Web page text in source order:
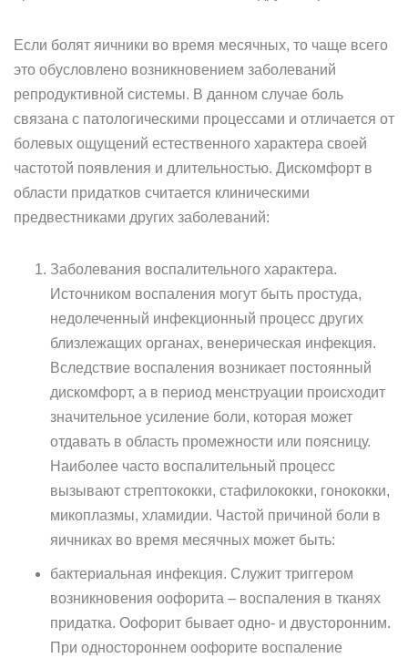
Если болят яичники во время месячных, то чаще всего
это обусловлено возникновением заболеваний
репродуктивной системы. В данном случае боль
связана с патологическими процессами и отличается от
болевых ощущений естественного характера своей
частотой появления и длительностью. Дискомфорт в
области придатков считается клиническими
предвестниками других заболеваний:
Заболевания воспалительного характера.
Источником воспаления могут быть простуда,
недолеченный инфекционный процесс других
близлежащих органах, венерическая инфекция.
Вследствие воспаления возникает постоянный
дискомфорт, а в период менструации происходит
значительное усиление боли, которая может
отдавать в область промежности или поясницу.
Наиболее часто воспалительный процесс
вызывают стрептококки, стафилококки, гонококки,
микоплазмы, хламидии. Частой причиной боли в
яичниках во время месячных может быть:
бактериальная инфекция. Служит триггером
возникновения оофорита – воспаления в тканях
придатка. Оофорит бывает одно- и двусторонним.
При одностороннем оофорите воспаление